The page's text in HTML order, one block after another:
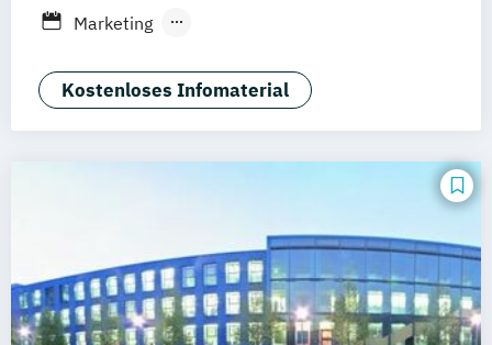
Mannheim
Bielefeld Braunschweig Dresden
Duisburg Karlsruhe Köln
Mainz
Münster Stuttgart Aachen
deutschlandweit Bonn
Marketing
Kostenloses Infomaterial